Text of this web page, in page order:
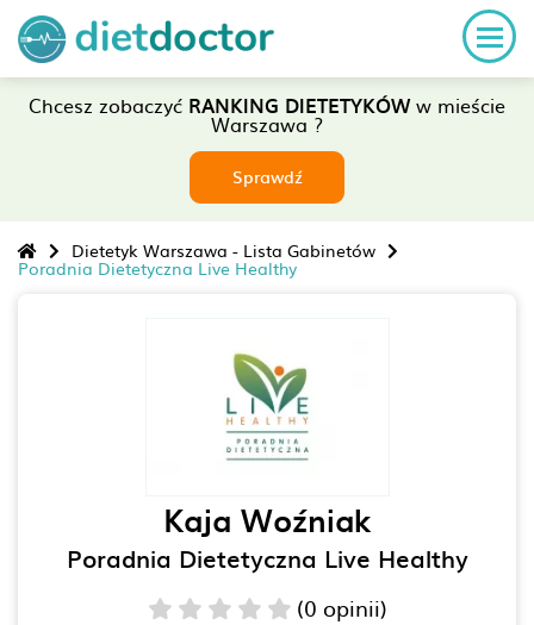
Chcesz zobaczyć RANKING DIETETYKÓWw mieście
Warszawa ?
Sprawdź
Dietetyk Warszawa - Lista Gabinetów
Poradnia Dietetyczna Live Healthy
Kaja Woźniak
Poradnia Dietetyczna Live Healthy
(0 opinii)